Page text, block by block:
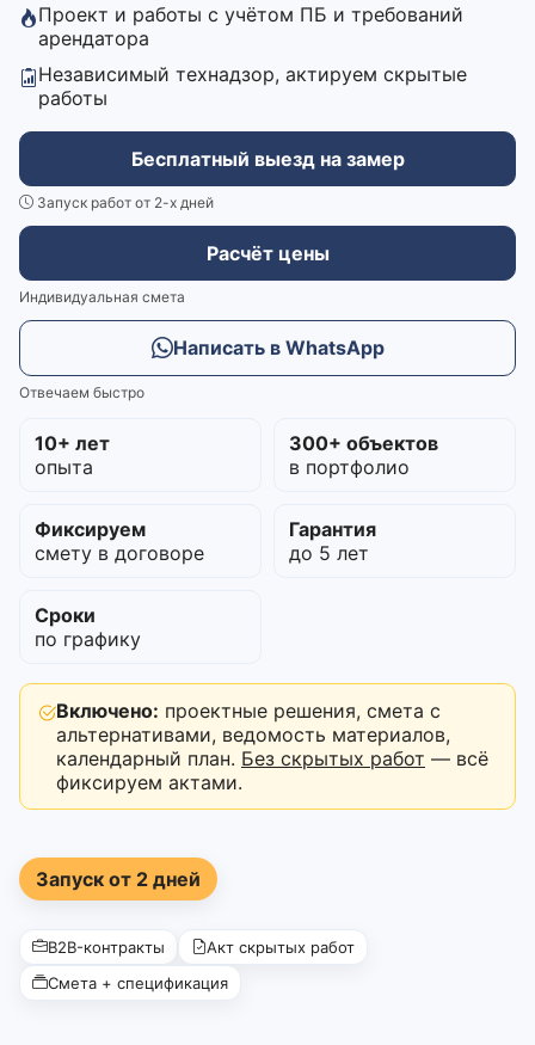
Проект и работы с учётом ПБ и требований
арендатора
Независимый технадзор, актируем скрытые
работы
Бесплатный выезд на замер
Запуск работ от 2-х дней
Расчёт цены
Индивидуальная смета
Написать в WhatsApp
Отвечаем быстро
10+ лет
опыта
300+ объектов
в портфолио
Фиксируем
смету в договоре
Гарантия
до 5 лет
Сроки
по графику
Включено: проектные решения, смета с
альтернативами, ведомость материалов,
календарный план. Без скрытых работ — всё
фиксируем актами.
Запуск от 2 дней
B2B-контракты
Акт скрытых работ
Смета + спецификация